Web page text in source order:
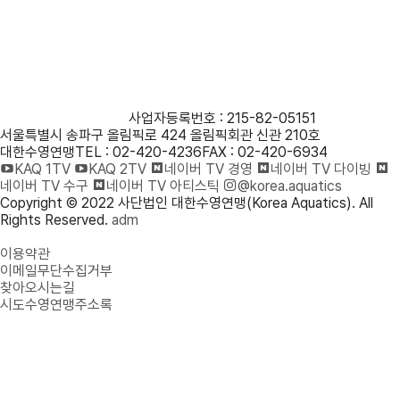
사업자등록번호 : 215-82-05151
서울특별시 송파구 올림픽로 424 올림픽회관 신관 210호
대한수영연맹TEL : 02-420-4236FAX : 02-420-6934
KAQ 1TV
KAQ 2TV 네이버 TV 경영
네이버 TV 다이빙
네이버 TV 수구
네이버 TV 아티스틱
@korea.aquatics
Copyright © 2022 사단법인 대한수영연맹(Korea Aquatics). All
Rights Reserved. adm
이용약관
이메일무단수집거부
찾아오시는길
시도수영연맹주소록